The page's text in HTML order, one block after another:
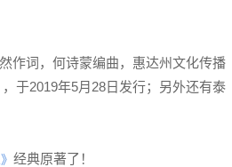
作词，何诗蒙编曲，惠达州文化传播
，于2019年5月28日发行；另外还有泰
经典原著了！